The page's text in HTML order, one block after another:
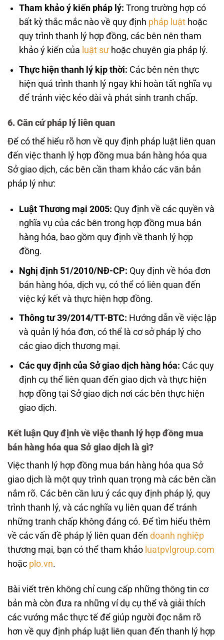
Tham khảo ý kiến pháp lý: Trong trường hợp có
bất kỳ thắc mắc nào về quy định pháp luậthoặc
quy trình thanh lý hợp đồng, các bên nên tham
khảo ý kiến của luật sưhoặc chuyên gia pháp lý.
Thực hiện thanh lý kịp thời: Các bên nên thực
hiện quá trình thanh lý ngay khi hoàn tất nghĩa vụ
để tránh việc kéo dài và phát sinh tranh chấp.
6. Căn cứ pháp lý liên quan
Để có thể hiểu rõ hơn về quy định pháp luật liên quan
đến việc thanh lý hợp đồng mua bán hàng hóa qua
Sở giao dịch, các bên cần tham khảo các văn bản
pháp lý như:
Luật Thương mại 2005: Quy định về các quyền và
nghĩa vụ của các bên trong hợp đồng mua bán
hàng hóa, bao gồm quy định về thanh lý hợp
đồng.
Nghị định 51/2010/NĐ-CP: Quy định về hóa đơn
bán hàng hóa, dịch vụ, có thể có liên quan đến
việc ký kết và thực hiện hợp đồng.
Thông tư 39/2014/TT-BTC: Hướng dẫn về việc lập
và quản lý hóa đơn, có thể là cơ sở pháp lý cho
các giao dịch thương mại.
Các quy định của Sở giao dịch hàng hóa: Các quy
định cụ thể liên quan đến giao dịch và thực hiện
hợp đồng tại Sở giao dịch nơi các bên thực hiện
giao dịch.
Kết luận Quy định về việc thanh lý hợp đồng mua
bán hàng hóa qua Sở giao dịch là gì?
Việc thanh lý hợp đồng mua bán hàng hóa qua Sở
giao dịch là một quy trình quan trọng mà các bên cần
nắm rõ. Các bên cần lưu ý các quy định pháp lý, quy
trình thanh lý, và các nghĩa vụ liên quan để tránh
những tranh chấp không đáng có. Để tìm hiểu thêm
về các vấn đề pháp lý liên quan đến doanh nghiệp
thương mại, bạn có thể tham khảo luatpvlgroup.com
hoặc plo.vn.
Bài viết trên không chỉ cung cấp những thông tin cơ
bản mà còn đưa ra những ví dụ cụ thể và giải thích
các vướng mắc thực tế để giúp người đọc nắm rõ
hơn về quy định pháp luật liên quan đến thanh lý hợp